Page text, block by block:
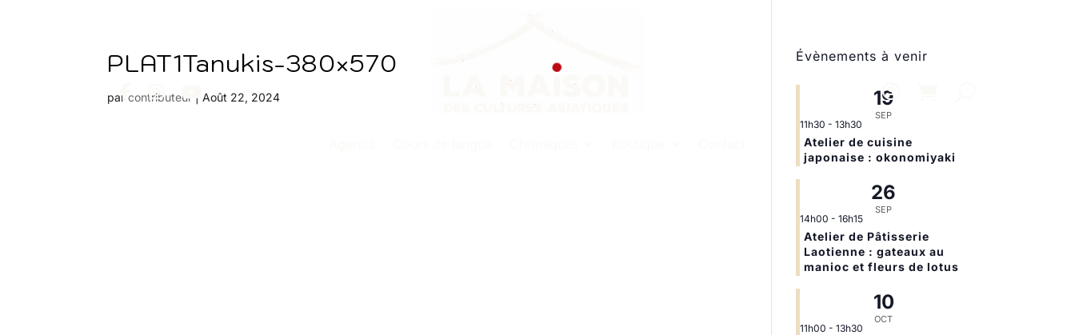
PLAT1Tanukis-380×570
parcontributeur |Août 22, 2024
Évènements à venir
19
SEP
11h30 - 13h30
Atelier de cuisine
japonaise : okonomiyaki
26
SEP
14h00 - 16h15
Atelier de Pâtisserie
Laotienne : gateaux au
manioc et fleurs de lotus
10
OCT
11h00 - 13h30